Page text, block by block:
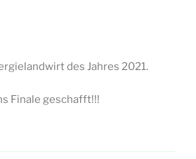
des Jahres 2021.
Finale geschafft!!!